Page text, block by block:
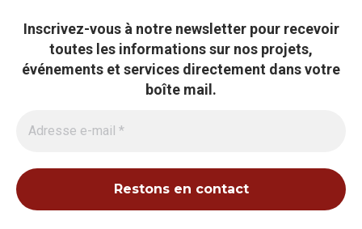
Cookies du site Copary.fr
Ce site utilise des cookies pour améliorer son fonctionnement et
à tout moment. Certaines fonctionnalités peuvent être limitées en cas de
Tout refuser
Inscrivez-vous à notre newsletter pour recevoir
toutes les informations sur nos projets,
événements et services directement dans votre
boîte mail.
Ce site a été réalisé avec le soutien financier de l'Union
Européen à travers le programmation LEADER du GAL du
Pays Barrois
©2026 COPARY - Tous droits réservés - Création agence